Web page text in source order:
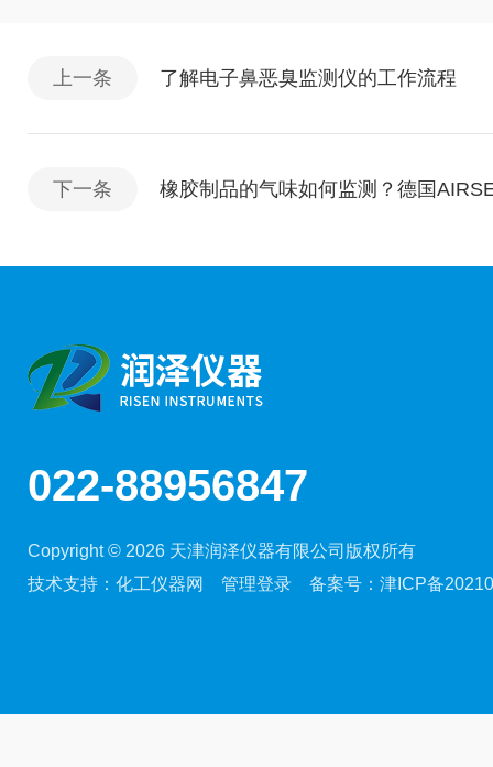
上一条 了解电子鼻恶臭监测仪的工作流程
下一条 橡胶制品的气味如何监测？德国
022-88956847
Copyright © 2026 天津润泽仪器有限公司版权所有
技术支持： 化工仪器网 管理登录 备案号： 津ICP备